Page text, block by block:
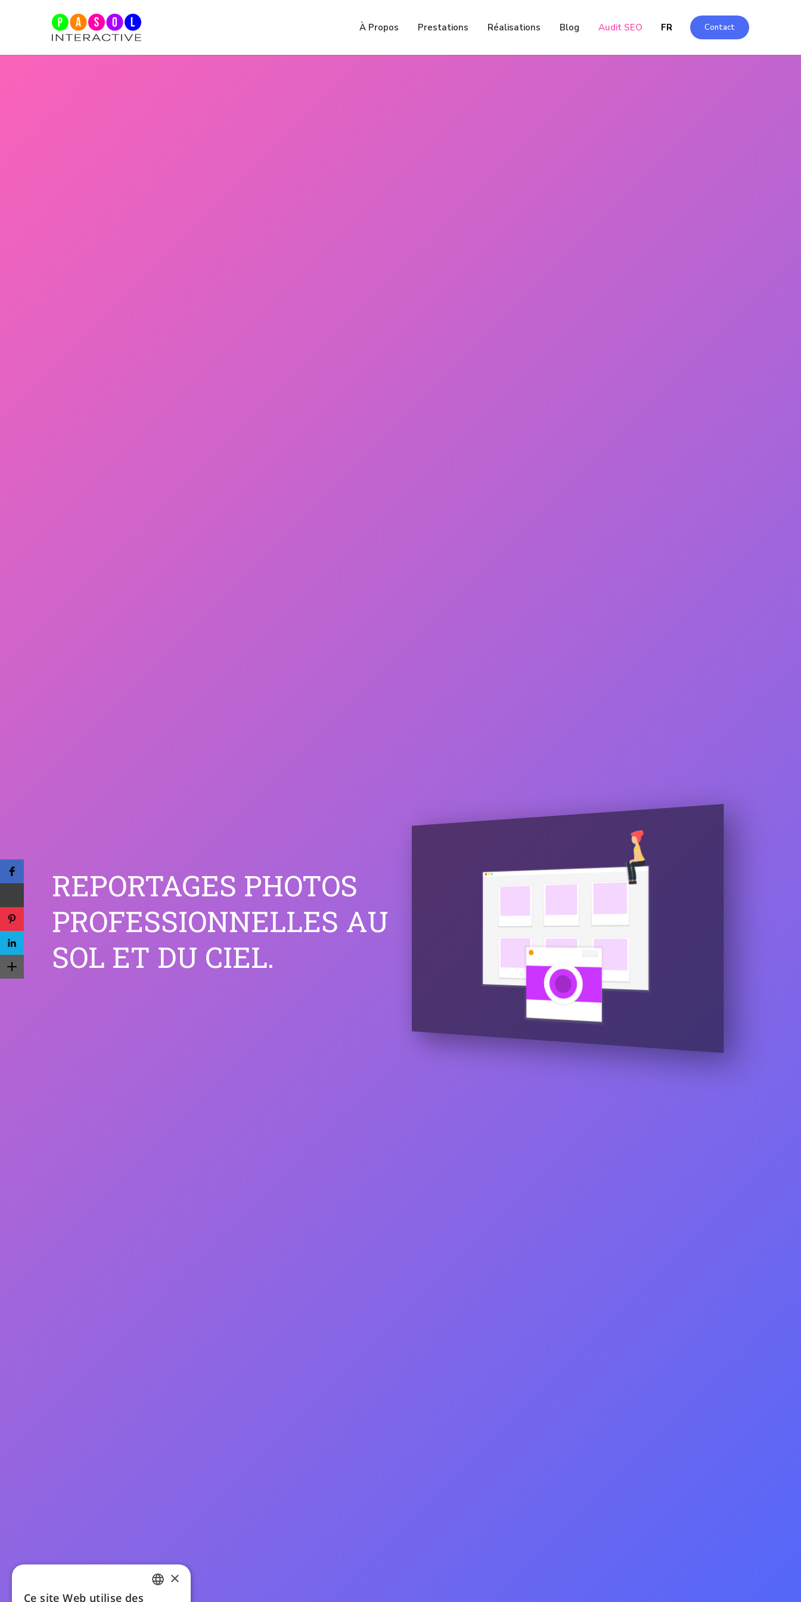
À Propos Prestations Réalisations Blog Audit SEO
FR
Contact
REPORTAGES PHOTOS
PROFESSIONNELLES AU
SOL ET DU CIEL.
×
Ce site Web utilise des